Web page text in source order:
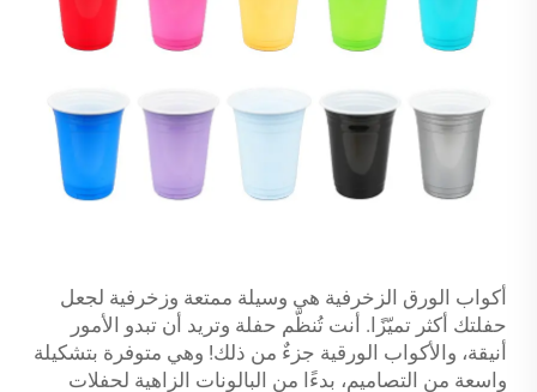
أكواب الورق الزخرفية هي وسيلة ممتعة وزخرفية لجعل
حفلتك أكثر تميّزًا. أنت تُنظّم حفلة وتريد أن تبدو الأمور
أنيقة، والأكواب الورقية جزءٌ من ذلك! وهي متوفرة بتشكيلة
واسعة من التصاميم، بدءًا من البالونات الزاهية لحفلات